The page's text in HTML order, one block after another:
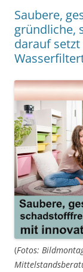
Saubere,
gründliche,
darauf
(Fotos: